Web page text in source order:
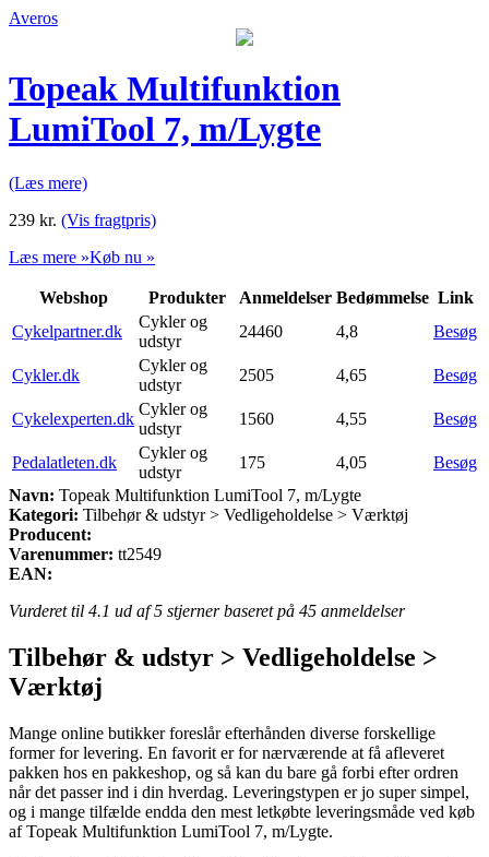
Averos
Topeak Multifunktion
LumiTool 7, m/Lygte
(Læs mere)
239 kr. (Vis fragtpris)
Læs mere »Køb nu »
Webshop Produkter Anmeldelser Bedømmelse Link
Cykelpartner.dk
Cykler og
udstyr
24460 4,8 Besøg
Cykler.dk
Cykler og
udstyr
2505 4,65 Besøg
Cykelexperten.dk
Cykler og
udstyr
1560 4,55 Besøg
Pedalatleten.dk
Cykler og
udstyr
175 4,05
Besøg
Navn: Topeak Multifunktion LumiTool 7, m/Lygte
Kategori: Tilbehør & udstyr > Vedligeholdelse > Værktøj
Producent:
Varenummer: tt2549
EAN:
Vurderet til 4.1 ud af 5 stjerner baseret på 45 anmeldelser
Tilbehør & udstyr > Vedligeholdelse >
Værktøj
Mange online butikker foreslår efterhånden diverse forskellige
former for levering. En favorit er for nærværende at få afleveret
pakken hos en pakkeshop, og så kan du bare gå forbi efter ordren
når det passer ind i din hverdag. Leveringstypen er jo super simpel,
og i mange tilfælde endda den mest letkøbte leveringsmåde ved køb
af Topeak Multifunktion LumiTool 7, m/Lygte.